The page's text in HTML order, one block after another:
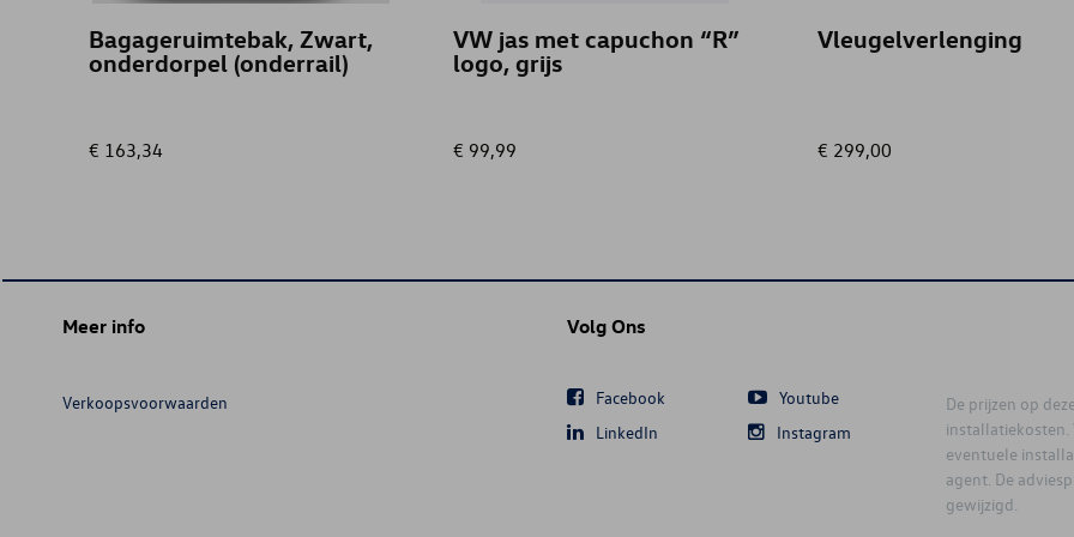
Bagageruimtebak, Zwart,
onderdorpel (onderrail)
€ 163,34
VW jas met capuchon “R”
logo, grijs
€ 99,99
Vleugelverlenging
€ 299,00
Meer info
Verkoopsvoorwaarden
Volg Ons
Facebook
Youtube
LinkedIn
Instagram
De prijzen op
installatiekosten.
eventuele
agent. De
gewijzigd.